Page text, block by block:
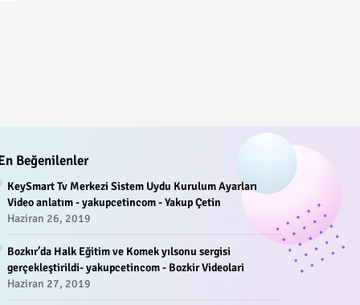
Beğenilenler
KeySmart Tv Merkezi Sistem Uydu Kurulum Ayarları
Video anlatım - yakupcetincom - Yakup Çetin
Haziran 26, 2019
Bozkır’da Halk Eğitim ve Komek yılsonu sergisi
gerçekleştirildi- yakupcetincom - Bozkir Videolari
Haziran 27, 2019